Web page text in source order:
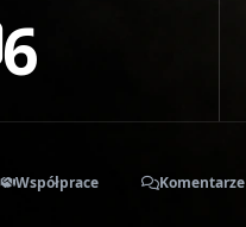
6
Współprace Komentarze